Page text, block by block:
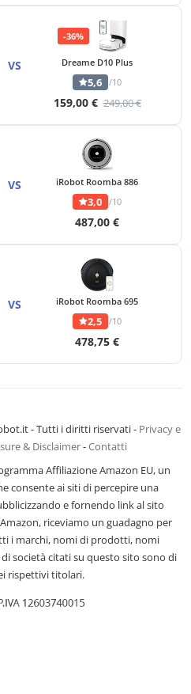
VS
-36%
Dreame D10 Plus
5,6 /10
159,00 € 249,00 €
VS iRobot Roomba 886
3,0 /10
487,00 €
VS iRobot Roomba 695
2,5 /10
478,75 €
- Tutti i diritti riservati - Privacy e
& Disclaimer-Contatti
Affiliazione Amazon EU, un
consente ai siti di percepire una
e fornendo link al sito
riceviamo un guadagno per
i marchi, nomi di prodotti, nomi
società citati su questo sito sono di
rispettivi titolari.